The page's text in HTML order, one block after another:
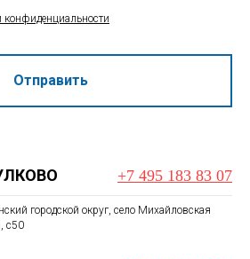
конфиденциальности
Отправить
+7 495 183 83 07
городской округ, село Михайловская
с50